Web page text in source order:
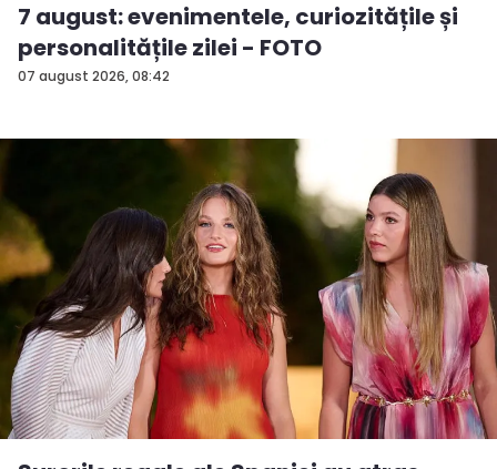
07 august 2026, 08:42
7 august: evenimentele, curiozitățile și
personalitățile zilei - FOTO